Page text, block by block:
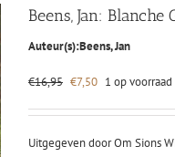
Beens, Jan:
Auteur(s):Beens, Jan
€16,95 Oorspronkelijke
was:
€7,50Huidige
is:
1 op voorraad
Uitgegeven door Om Sions